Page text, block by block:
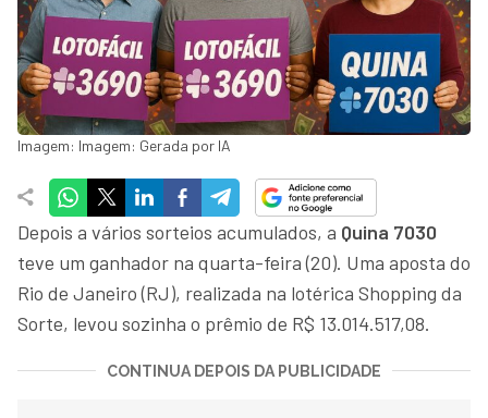
Imagem: Imagem: Gerada por IA
Depois a vários sorteios acumulados, a Quina 7030
teve um ganhador na quarta-feira (20). Uma aposta do
Rio de Janeiro (RJ), realizada na lotérica Shopping da
Sorte, levou sozinha o prêmio de R$ 13.014.517,08.
CONTINUA DEPOIS DA PUBLICIDADE